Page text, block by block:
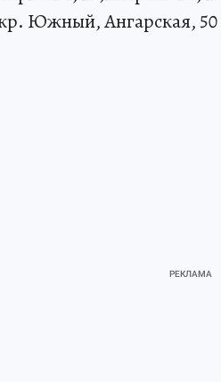
Южный, Ангарская, 50